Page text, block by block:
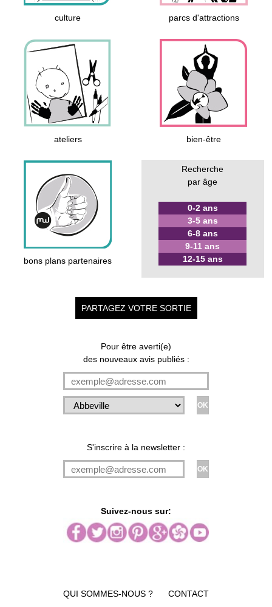
culture parcs d'attractions
ateliers bien-être
bons plans partenaires
Recherche
par âge
0-2 ans
3-5 ans
6-8 ans
9-11 ans
12-15 ans
PARTAGEZ VOTRE SORTIE
Pour être averti(e)
des nouveaux avis publiés :
S'inscrire à la newsletter :
Suivez-nous sur:
QUI SOMMES-NOUS ? CONTACT